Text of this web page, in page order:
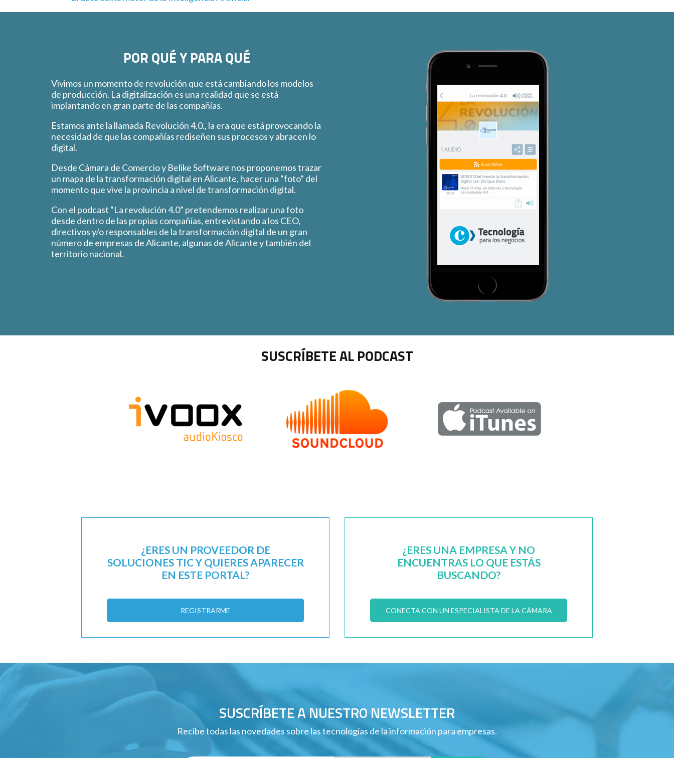
POR QUÉ Y PARA QUÉ
Vivimos un momento de revolución que está cambiando los modelos
de producción. La digitalización es una realidad que se está
implantando en gran parte de las compañías.
Estamos ante la llamada Revolución 4.0., la era que está provocando la
necesidad de que las compañías rediseñen sus procesos y abracen lo
digital.
Desde Cámara de Comercio y Belike Software nos proponemos trazar
un mapa de la transformación digital en Alicante, hacer una “foto” del
momento que vive la provincia a nivel de transformación digital.
Con el podcast “La revolución 4.0” pretendemos realizar una foto
desde dentro de las propias compañías, entrevistando a los CEO,
directivos y/o responsables de la transformación digital de un gran
número de empresas de Alicante, algunas de Alicante y también del
territorio nacional.
SUSCRÍBETE AL PODCAST
¿ERES UN PROVEEDOR DE
SOLUCIONES TIC Y QUIERES APARECER
EN ESTE PORTAL?
REGISTRARME
¿ERES UNA EMPRESA Y NO
ENCUENTRAS LO QUE ESTÁS
BUSCANDO?
CONECTA CON UN ESPECIALISTA DE LA CÁMARA
SUSCRÍBETE A NUESTRO NEWSLETTER
Recibe todas las novedades sobre las tecnologías de la información para empresas.